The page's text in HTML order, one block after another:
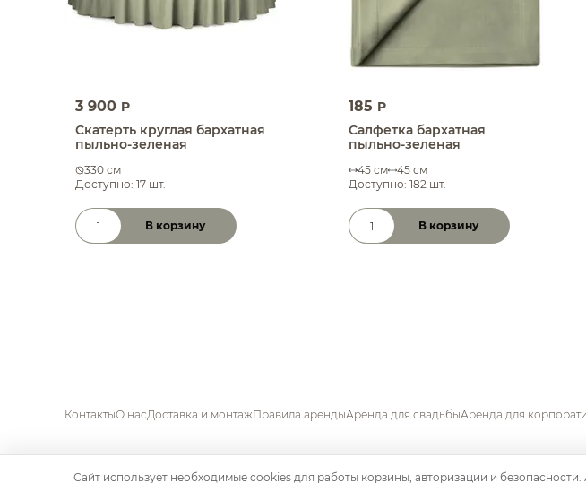
3 900 P
Скатерть круглая бархатная
пыльно-зеленая
330 см
Доступно: 17 шт.
Количество товара
В корзину
185 P
Салфетка бархатная
пыльно-зеленая
45 см
45 см
Доступно: 182 шт.
Количество товара
В корзину
КонтактыО насДоставка и монтажПравила арендыАренда для свадьбыАренда для
Сайт использует необходимые cookies для работы корзины, авторизации и